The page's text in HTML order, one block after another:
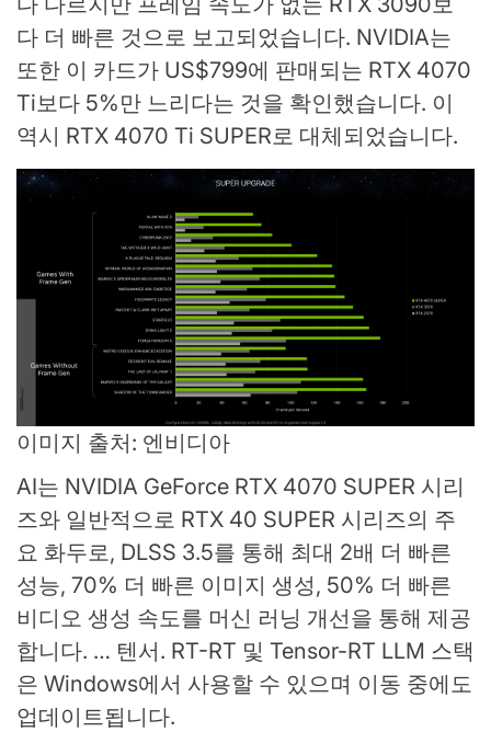
다 더 빠른 것으로 보고되었습니다. NVIDIA는
또한 이 카드가 US$799에 판매되는 RTX 4070
Ti보다 5%만 느리다는 것을 확인했습니다. 이
역시 RTX 4070 Ti SUPER로 대체되었습니다.
이미지 출처: 엔비디아
AI는 NVIDIA GeForce RTX 4070 SUPER 시리
즈와 일반적으로 RTX 40 SUPER 시리즈의 주
요 화두로, DLSS 3.5를 통해 최대 2배 더 빠른
성능, 70% 더 빠른 이미지 생성, 50% 더 빠른
비디오 생성 속도를 머신 러닝 개선을 통해 제공
합니다. … 텐서. RT-RT 및 Tensor-RT LLM 스택
은 Windows에서 사용할 수 있으며 이동 중에도
업데이트됩니다.